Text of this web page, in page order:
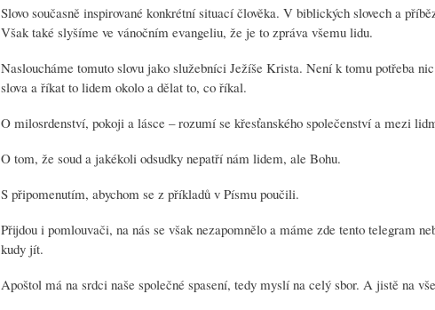
Slovo současně inspirované konkrétní situací člověka. V biblických slovech a
Však také slyšíme ve vánočním evangeliu, že je to zpráva všemu lidu.
Nasloucháme tomuto slovu jako služebníci Ježíše Krista. Není k tomu potřeba
slova a říkat to lidem okolo a dělat to, co říkal.
O milosrdenství, pokoji a lásce – rozumí se křesťanského společenství a mezi
O tom, že soud a jakékoli odsudky nepatří nám lidem, ale Bohu.
S připomenutím, abychom se z příkladů v Písmu poučili.
Přijdou i pomlouvači, na nás se však nezapomnělo a máme zde tento telegram
kudy jít.
Apoštol má na srdci naše společné spasení, tedy myslí na celý sbor. A jistě na